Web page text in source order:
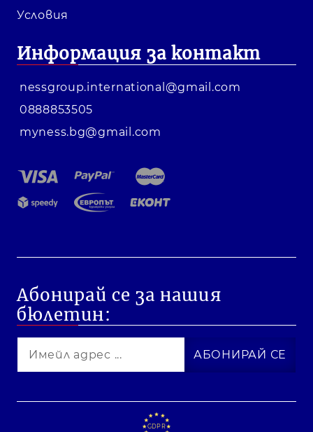
Условия
Информация за контакт
nessgroup.international@gmail.com
0888853505
myness.bg@gmail.com
Абонирай се за нашия
бюлетин:
GDPR